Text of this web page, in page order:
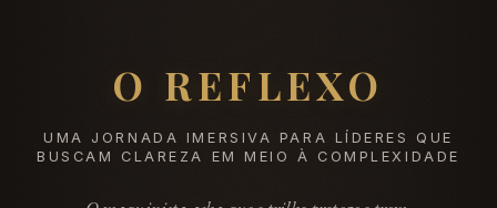
O REFLEXO
UMA JORNADA IMERSIVA PARA LÍDERES QUE
BUSCAM CLAREZA EM MEIO À COMPLEXIDADE